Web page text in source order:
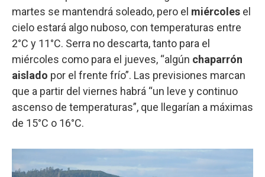
martes se mantendrá soleado, pero el miércoles el
cielo estará algo nuboso, con temperaturas entre
2°C y 11°C. Serra no descarta, tanto para el
miércoles como para el jueves, “algún chaparrón
aislado por el frente frío”. Las previsiones marcan
que a partir del viernes habrá “un leve y continuo
ascenso de temperaturas”, que llegarían a máximas
de 15°C o 16°C.